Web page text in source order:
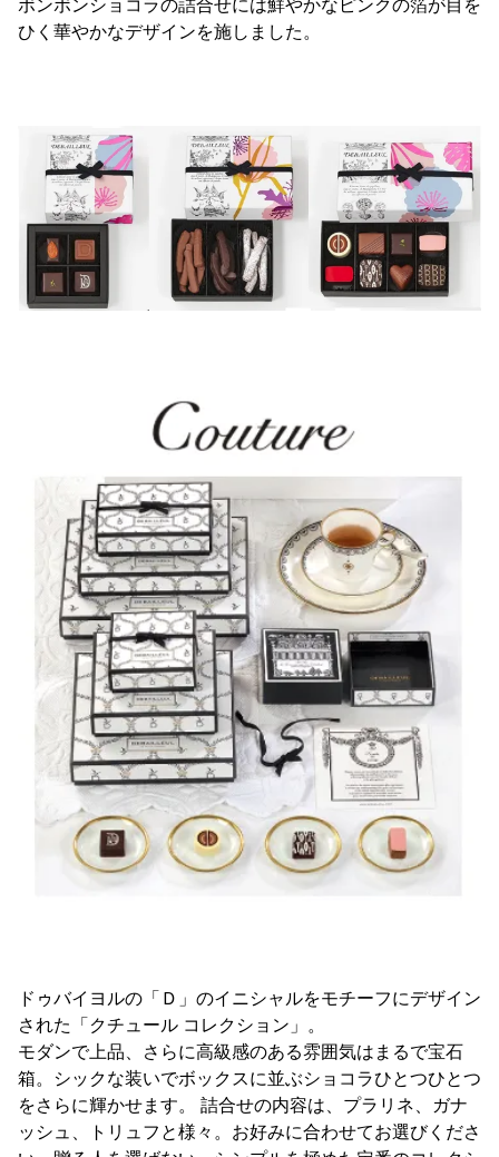
ボンボンショコラの詰合せには鮮やかなピンクの箔が目を
ひく華やかなデザインを施しました。
ドゥバイヨルの「Ｄ」のイニシャルをモチーフにデザイン
された「クチュール コレクション」。
モダンで上品、さらに高級感のある雰囲気はまるで宝石
箱。シックな装いでボックスに並ぶショコラひとつひとつ
をさらに輝かせます。 詰合せの内容は、プラリネ、ガナ
ッシュ、トリュフと様々。お好みに合わせてお選びくださ